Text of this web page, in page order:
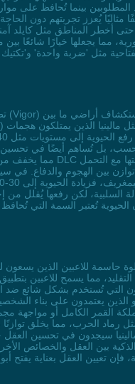
بينما تُحافظ على
يُعزز تجربتهم دون
أخطر المناطق مثل كايلد
مما يجعلها خيارًا شائعًا
السلبية، لكن رفعها
حاسمة للاعبين الذين
التي تُستخدم بشكل شائع ضد
الكامل أو مواجهة
المتناقصة بعد المستوى 40، يُنصح
العقل بعناية يفتح